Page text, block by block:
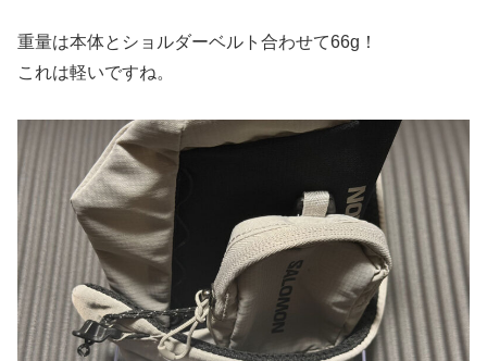
重量は本体とショルダーベルト合わせて66g！
これは軽いですね。